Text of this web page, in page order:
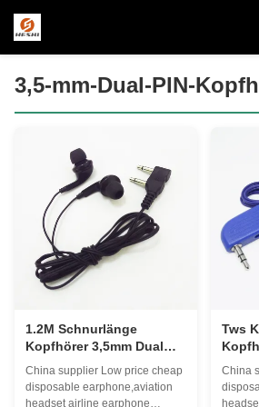
3,5-mm-Dual-PIN-
1.2M Schnurlänge
Kopfhörer 3,5mm Dual
PIN Kopfhörer
China supplier Low price cheap
disposable earphone,aviation
headset airline earphone
Tws
China